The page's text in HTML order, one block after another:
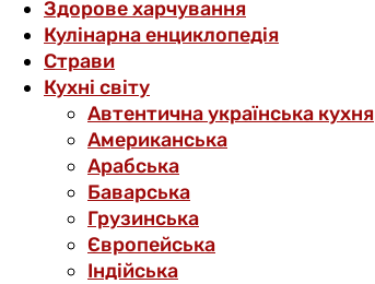
Здорове харчування
Кулінарна енциклопедія
Страви
Кухні світу
Автентична українська кухня
Американська
Арабська
Баварська
Грузинська
Європейська
Індійська